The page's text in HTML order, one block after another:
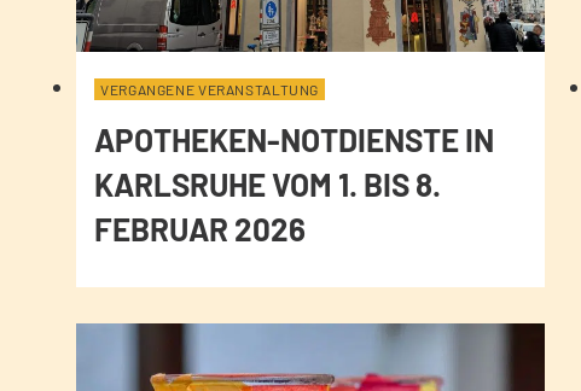
VERGANGENE VERANSTALTUNG
APOTHEKEN-NOTDIENSTE IN
KARLSRUHE VOM 1. BIS 8.
FEBRUAR 2026